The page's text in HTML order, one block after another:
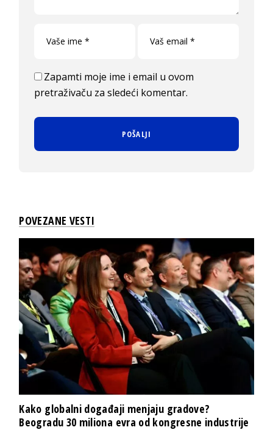
Zapamti moje ime i email u ovom
pretraživaču za sledeći komentar.
POVEZANE VESTI
Kako globalni događaji menjaju gradove?
Beogradu 30 miliona evra od kongresne industrije